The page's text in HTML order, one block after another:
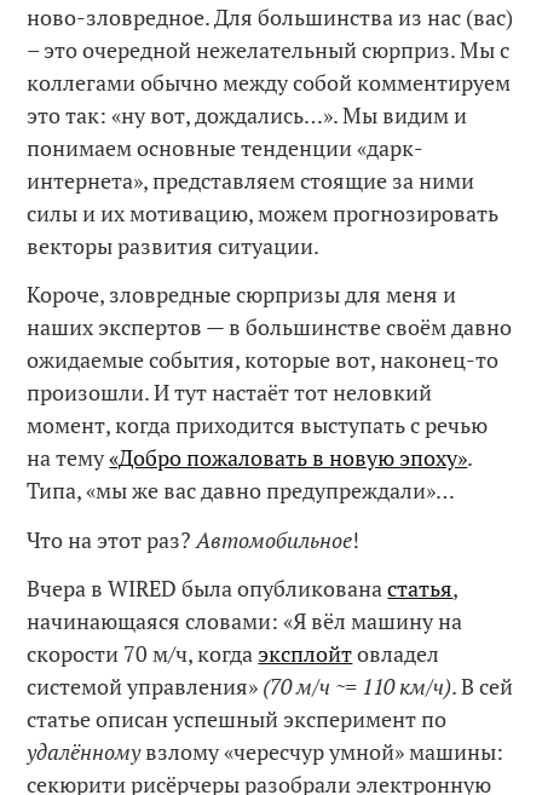
ново-зловредное. Для большинства из нас (вас)
– это очередной нежелательный сюрприз. Мы с
коллегами обычно между собой комментируем
это так: «ну вот, дождались…». Мы видим и
понимаем основные тенденции «дарк-
интернета», представляем стоящие за ними
силы и их мотивацию, можем прогнозировать
векторы развития ситуации.
Короче, зловредные сюрпризы для меня и
наших экспертов — в большинстве своём давно
ожидаемые события, которые вот, наконец-то
произошли. И тут настаёт тот неловкий
момент, когда приходится выступать с речью
на тему«Добро пожаловать в новую эпоху».
Типа, «мы же вас давно предупреждали»…
Что на этот раз? Автомобильное!
Вчера в WIRED была опубликованастатья,
начинающаяся словами: «Я вёл машину на
скорости 70 м/ч, когда эксплойтовладел
системой управления» (70 м/ч ~= 110 км/ч). В сей
статье описан успешный эксперимент по
удалённомувзлому «чересчур умной» машины:
секюрити рисёрчеры разобрали электронную